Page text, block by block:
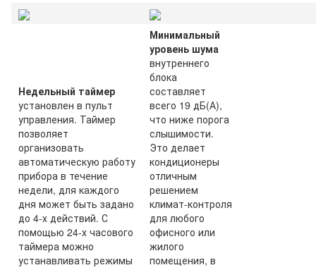
Недельный таймер
установлен в пульт
управления. Таймер
позволяет
организовать
автоматическую работу
прибора в течение
недели, для каждого
дня может быть задано
до 4-х действий. С
помощью 24-х часового
таймера можно
устанавливать режимы
Минимальный
уровень шума
внутреннего
блока
составляет
всего 19 дБ(А),
что ниже порога
слышимости.
Это делает
кондиционеры
отличным
решением
климат-контроля
для любого
офисного или
жилого
помещения, в